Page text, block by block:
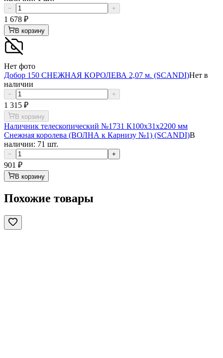
− +
1 678 ₽
В корзину
Нет фото
Добор 150 СНЕЖНАЯ КОРОЛЕВА 2,07 м. (SCANDI)Нет в
наличии
− +
1 315 ₽
В корзину
Наличник телескопический №1731 К100х31х2200 мм
Снежная королева (ВОЛНА к Карнизу №1) (SCANDI)В
наличии: 71 шт.
− +
901 ₽
В корзину
Похожие товары